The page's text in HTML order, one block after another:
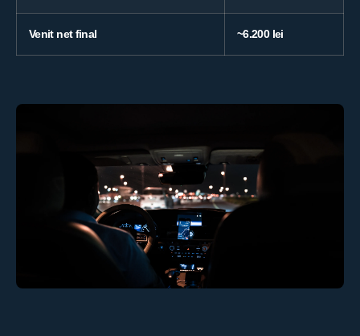
Venit net final ~6.200 lei